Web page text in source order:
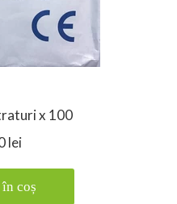
x 100
lei
coș